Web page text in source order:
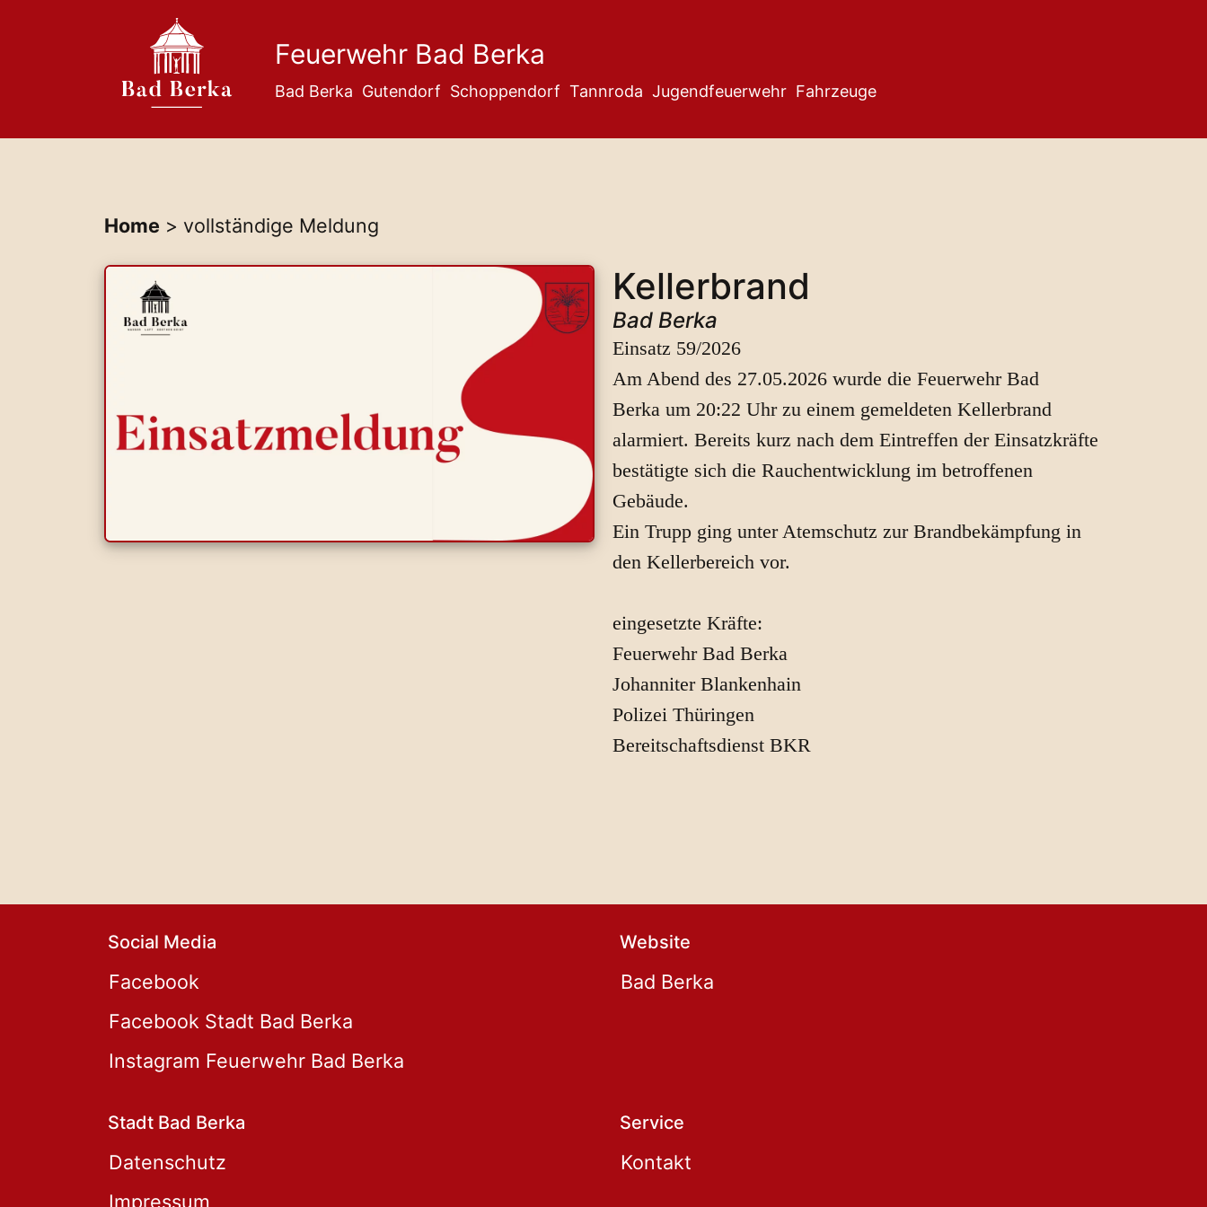
Feuerwehr Bad Berka
Bad Berka Gutendorf Schoppendorf Tannroda Jugendfeuerwehr Fahrzeuge
Home > vollständige Meldung
Kellerbrand
Bad Berka
Einsatz 59/2026
Am Abend des 27.05.2026 wurde die Feuerwehr Bad
Berka um 20:22 Uhr zu einem gemeldeten Kellerbrand
alarmiert. Bereits kurz nach dem Eintreffen der Einsatzkräfte
bestätigte sich die Rauchentwicklung im betroffenen
Gebäude.
Ein Trupp ging unter Atemschutz zur Brandbekämpfung in
den Kellerbereich vor.
eingesetzte Kräfte:
Feuerwehr Bad Berka
Johanniter Blankenhain
Polizei Thüringen
Bereitschaftsdienst BKR
Social Media
Facebook
Facebook Stadt Bad Berka
Instagram Feuerwehr Bad Berka
Website
Bad Berka
Stadt Bad Berka
Datenschutz
Impressum
Service
Kontakt